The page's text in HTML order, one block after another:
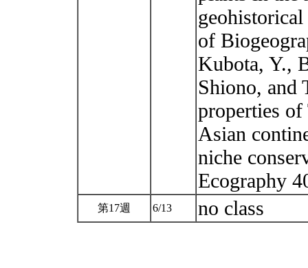
of
Kubota, Y.,
Shiono, and
properties
Asian
niche
Ecography
第17週 6/13 no class